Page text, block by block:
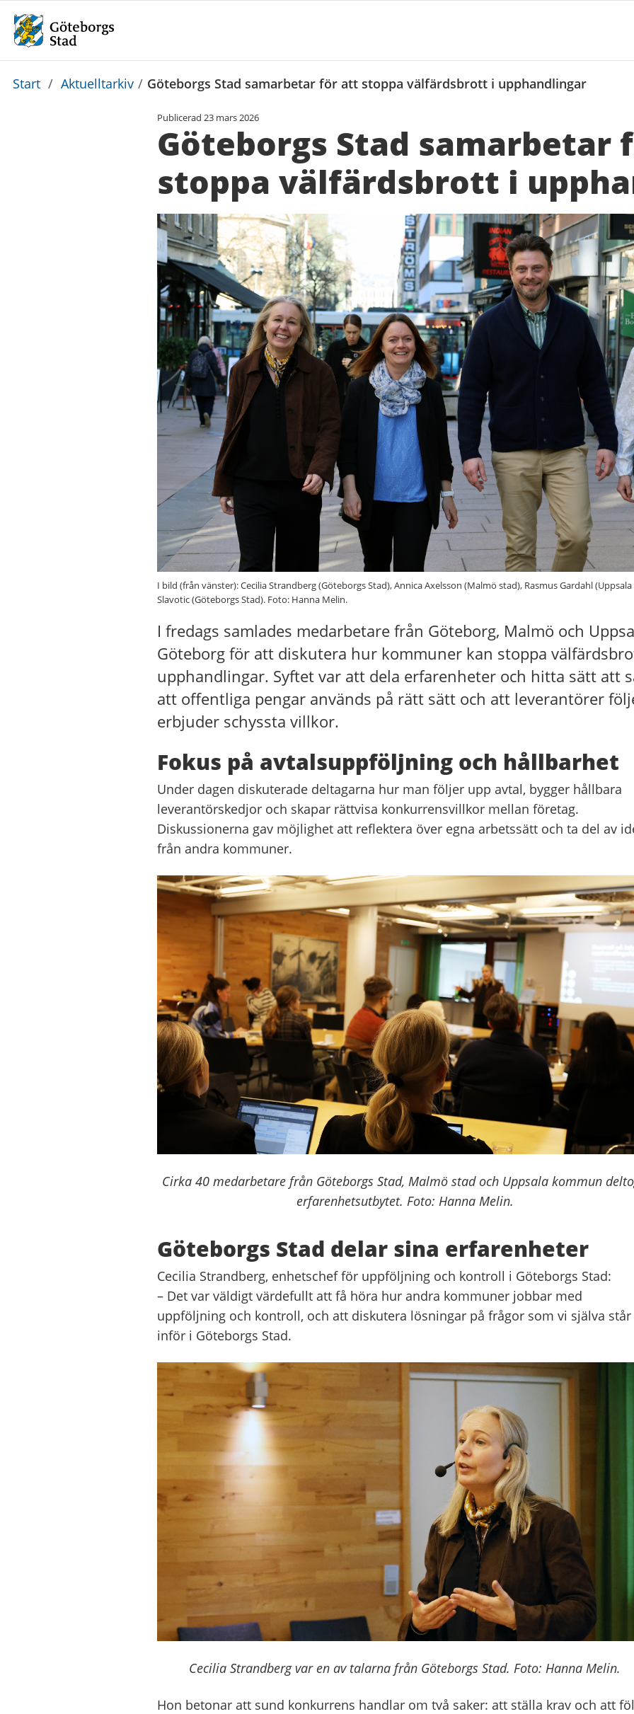
Du
Start / Aktuelltarkiv / Göteborgs Stad samarbetar för att stoppa välfärdsbrott i upphandlingar
Publicerad 23 mars 2026
Göteborgs Stad samarbetar
stoppa välfärdsbrott i
I bild (från vänster): Cecilia Strandberg (Göteborgs Stad), Annica Axelsson (Malmö stad), Rasmus Gardahl
Slavotic (Göteborgs Stad). Foto: Hanna Melin.
I fredags samlades medarbetare från Göteborg, Malmö och
Göteborg för att diskutera hur kommuner kan stoppa
upphandlingar. Syftet var att dela erfarenheter och hitta sätt att
att offentliga pengar används på rätt sätt och att leverantörer
erbjuder schyssta villkor.
Fokus på avtalsuppföljning och hållbarhet
Under dagen diskuterade deltagarna hur man följer upp avtal, bygger hållbara
leverantörskedjor och skapar rättvisa konkurrensvillkor mellan företag.
Diskussionerna gav möjlighet att reflektera över egna arbetssätt och ta del av
från andra kommuner.
Cirka 40 medarbetare från Göteborgs Stad, Malmö stad och Uppsala kommun
erfarenhetsutbytet. Foto: Hanna Melin.
Göteborgs Stad delar sina erfarenheter
Cecilia Strandberg, enhetschef för uppföljning och kontroll i Göteborgs Stad:
– Det var väldigt värdefullt att få höra hur andra kommuner jobbar med
uppföljning och kontroll, och att diskutera lösningar på frågor som vi själva står
inför i Göteborgs Stad.
Cecilia Strandberg var en av talarna från Göteborgs Stad. Foto: Hanna Melin.
Hon betonar att sund konkurrens handlar om två saker: att ställa krav och att